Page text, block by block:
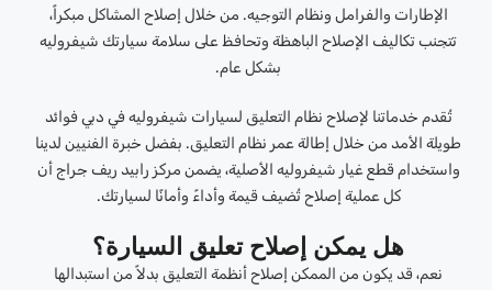
الإطارات والفرامل ونظام التوجيه. من خلال إصلاح المشاكل مبكراً،
تتجنب تكاليف الإصلاح الباهظة وتحافظ على سلامة سيارتك شيفروليه
بشكل عام.
تُقدم خدماتنا لإصلاح نظام التعليق لسيارات شيفروليه في دبي فوائد
طويلة الأمد من خلال إطالة عمر نظام التعليق. بفضل خبرة الفنيين لدينا
واستخدام قطع غيار شيفروليه الأصلية، يضمن مركز رابيد ريف جراج أن
كل عملية إصلاح تُضيف قيمة وأداءً وأمانًا لسيارتك.
هل يمكن إصلاح تعليق السيارة؟
نعم، قد يكون من الممكن إصلاح أنظمة التعليق بدلاً من استبدالها